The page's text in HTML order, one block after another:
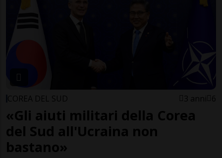
COREA DEL SUD 3 anni 6
«Gli aiuti militari della Corea
del Sud all'Ucraina non
bastano»